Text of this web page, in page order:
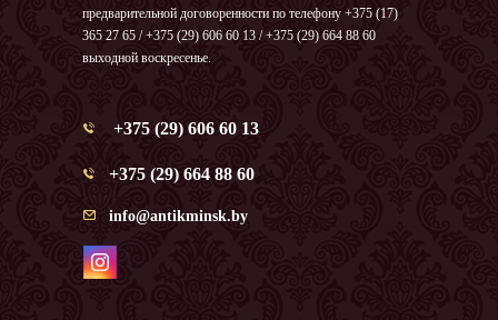
предварительной договоренности по телефону +375 (17)
365 27 65 / +375 (29) 606 60 13 / +375 (29) 664 88 60
выходной воскресенье.
+375 (29) 606 60 13
+375 (29) 664 88 60
info@antikminsk.by